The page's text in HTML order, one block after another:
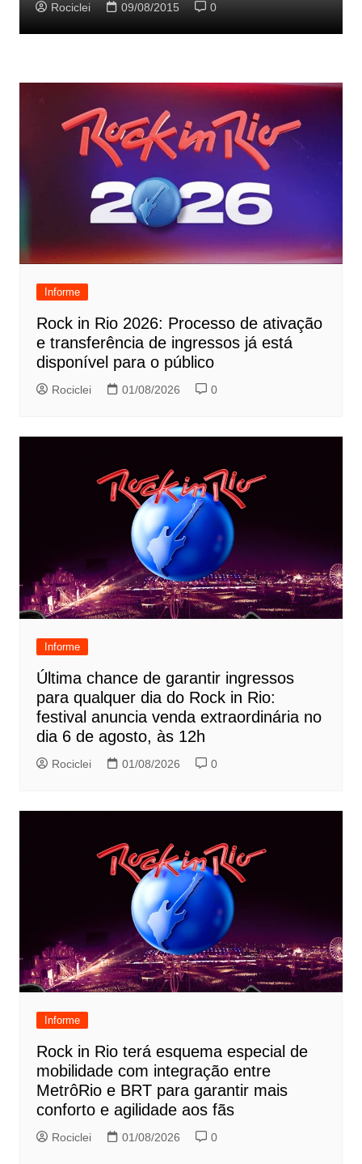
Rociclei 09/08/2015 0
Informe
Rock in Rio 2026: Processo de ativação
e transferência de ingressos já está
disponível para o público
Rociclei 01/08/2026 0
Informe
Última chance de garantir ingressos
para qualquer dia do Rock in Rio:
festival anuncia venda extraordinária no
dia 6 de agosto, às 12h
Rociclei 01/08/2026 0
Informe
Rock in Rio terá esquema especial de
mobilidade com integração entre
MetrôRio e BRT para garantir mais
conforto e agilidade aos fãs
Rociclei 01/08/2026 0